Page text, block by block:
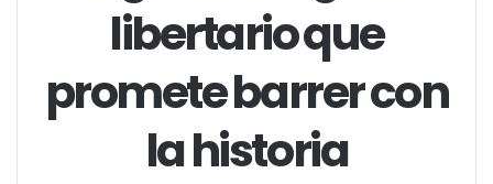
libertario que
promete barrer con
la historia